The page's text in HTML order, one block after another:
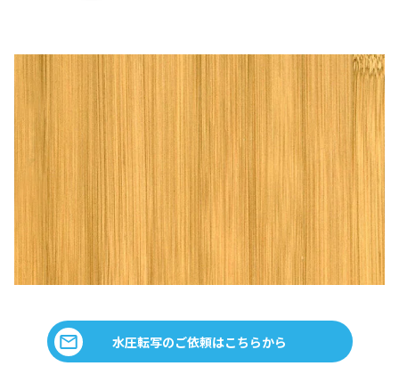
水圧転写のご依頼はこちらから